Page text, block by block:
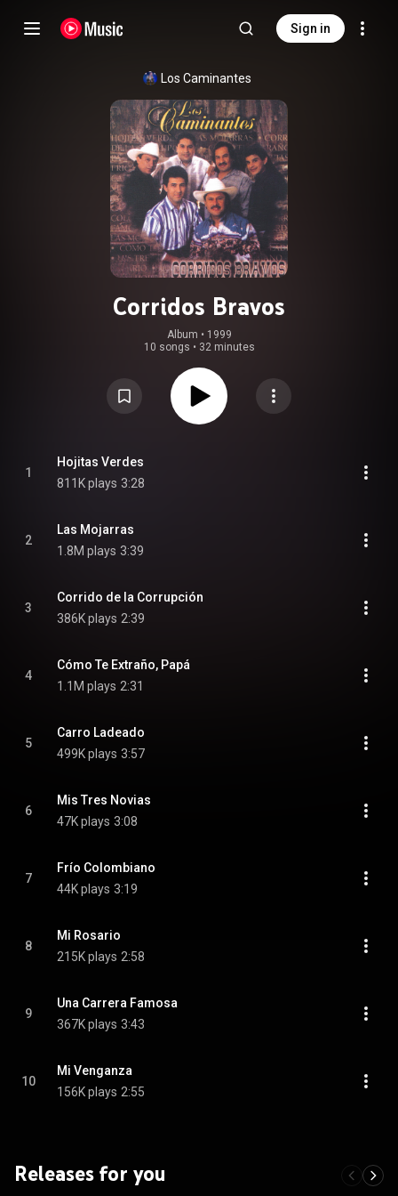
Sign in
Los Caminantes
Corridos Bravos
Album • 1999
10 songs • 32 minutes
1
Hojitas Verdes
811K plays 3:28
2
Las Mojarras
1.8M plays 3:39
3
Corrido de la Corrupción
386K plays 2:39
4
Cómo Te Extraño, Papá
1.1M plays 2:31
5
Carro Ladeado
499K plays 3:57
6
Mis Tres Novias
47K plays 3:08
7
Frío Colombiano
44K plays 3:19
8
Mi Rosario
215K plays 2:58
9
Una Carrera Famosa
367K plays 3:43
10
Mi Venganza
156K plays 2:55
Releases for you